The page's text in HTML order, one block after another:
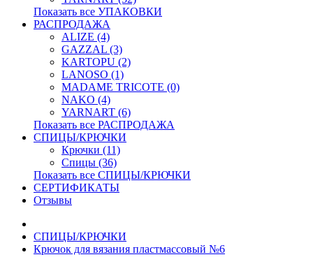
Показать все УПАКОВКИ
РАСПРОДАЖА
ALIZE (4)
GAZZAL (3)
KARTOPU (2)
LANOSO (1)
MADAME TRICOTE (0)
NAKO (4)
YARNART (6)
Показать все РАСПРОДАЖА
СПИЦЫ/КРЮЧКИ
Крючки (11)
Спицы (36)
Показать все СПИЦЫ/КРЮЧКИ
СЕРТИФИКАТЫ
Отзывы
СПИЦЫ/КРЮЧКИ
Крючок для вязания пластмассовый №6